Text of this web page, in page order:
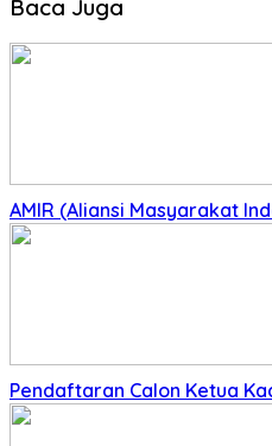
Baca Juga
AMIR (Aliansi Masyarakat
Pendaftaran Calon Ketua